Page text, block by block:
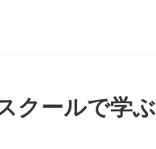
クールで学ぶ